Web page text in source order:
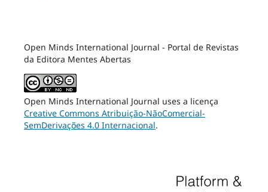
Open Minds International Journal - Portal de Revistas
da Editora Mentes Abertas
Open Minds International Journal uses a licença
Creative Commons Atribuição-NãoComercial-
SemDerivações 4.0 Internacional.